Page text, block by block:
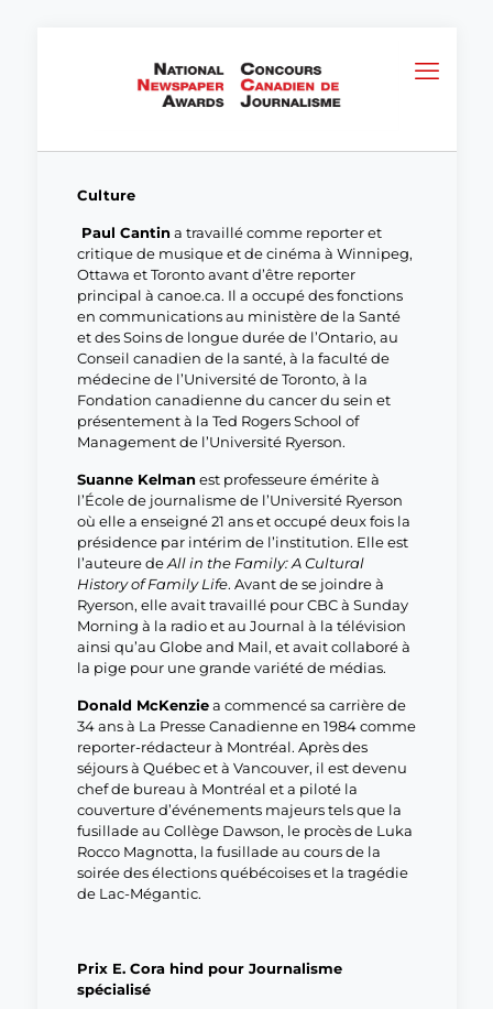
Culture
Paul Cantina travaillé comme reporter et
critique de musique et de cinéma à Winnipeg,
Ottawa et Toronto avant d’être reporter
principal à canoe.ca. Il a occupé des fonctions
en communications au ministère de la Santé
et des Soins de longue durée de l’Ontario, au
Conseil canadien de la santé, à la faculté de
médecine de l’Université de Toronto, à la
Fondation canadienne du cancer du sein et
présentement à la Ted Rogers School of
Management de l’Université Ryerson.
Suanne Kelmanest professeure émérite à
l’École de journalisme de l’Université Ryerson
où elle a enseigné 21 ans et occupé deux fois la
présidence par intérim de l’institution. Elle est
l’auteure deAll in the Family: A Cultural
History of Family Life. Avant de se joindre à
Ryerson, elle avait travaillé pour CBC à Sunday
Morning à la radio et au Journal à la télévision
ainsi qu’au Globe and Mail, et avait collaboré à
la pige pour une grande variété de médias.
Donald McKenziea commencé sa carrière de
34 ans à La Presse Canadienne en 1984 comme
reporter-rédacteur à Montréal. Après des
séjours à Québec et à Vancouver, il est devenu
chef de bureau à Montréal et a piloté la
couverture d’événements majeurs tels que la
fusillade au Collège Dawson, le procès de Luka
Rocco Magnotta, la fusillade au cours de la
soirée des élections québécoises et la tragédie
de Lac-Mégantic.
Prix E. Cora hind pour Journalisme
spécialisé